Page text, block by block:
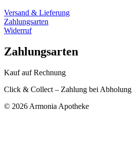
Versand & Lieferung
Zahlungsarten
Widerruf
Zahlungsarten
Kauf auf Rechnung
Click & Collect – Zahlung bei Abholung
© 2026 Armonia Apotheke